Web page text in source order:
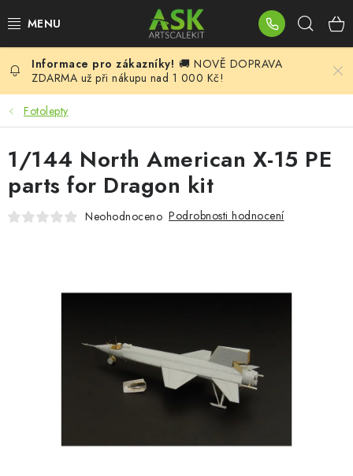
na
BLOG
SUMMER DAYS
WARHAMMER
ASK PRODUKTY
BARVY A POMŮCKY
🚚 NOVĚ DOPRAVA
ZDARMA už při nákupu nad 1 000 Kč!
Fotolepty
1/144 North American X-15 PE
parts for Dragon kit
Neohodnoceno Podrobnosti hodnocení